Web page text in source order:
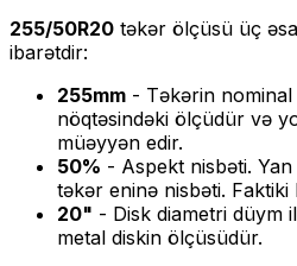
255/50R20 təkər ölçüsü üç
ibarətdir:
255mm - Təkərin
nöqtəsindəki ölçüdür və
müəyyən edir.
50% - Aspekt nisbəti.
təkər eninə nisbəti.
20" - Disk diametri düym
metal diskin ölçüsüdür.